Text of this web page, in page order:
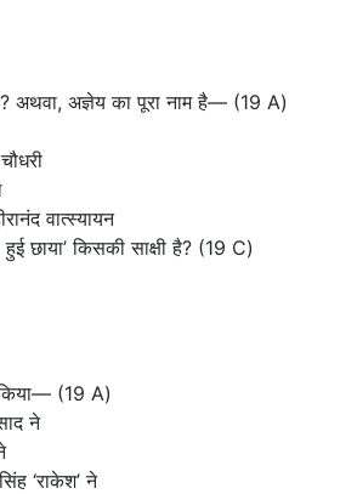
अथवा, अज्ञेय का पूरा नाम है— (19 A)
वात्स्यायन
छाया’ किसकी साक्षी है? (19 C)
(19 A)
ने
‘राकेश’ ने